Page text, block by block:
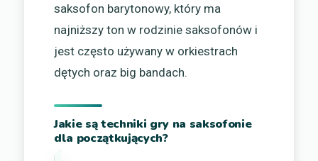
saksofon barytonowy, który ma
najniższy ton w rodzinie saksofonów i
jest często używany w orkiestrach
dętych oraz big bandach.
Jakie są techniki gry na saksofonie
dla początkujących?